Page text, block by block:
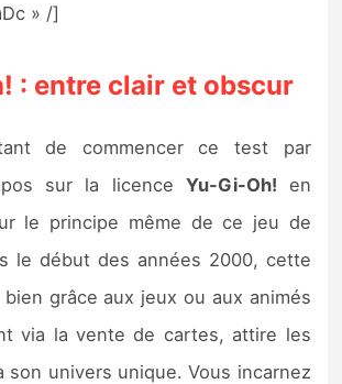
» /]
: entre clair et obscur
de commencer ce test par
sur la licence Yu-Gi-Oh! en
le principe même de ce jeu de
le début des années 2000, cette
grâce aux jeux ou aux animés
via la vente de cartes, attire les
son univers unique. Vous incarnez